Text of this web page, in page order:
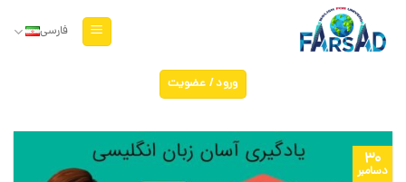
content
فارسی
ورود / عضویت
30
دسامبر